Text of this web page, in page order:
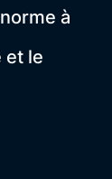
à
et le